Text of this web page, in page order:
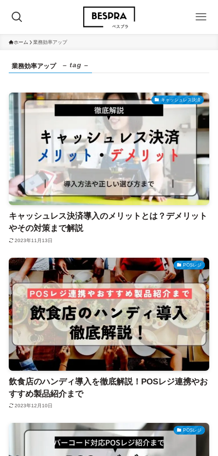
ホーム 業務効率アップ
業務効率アップ – tag –
キャッシュレス決済
キャッシュレス決済導入のメリットとは？デメリット
やその対策まで解説
2023年11月13日
POSレジ
飲食店のハンディ導入を徹底解説！POSレジ連携やお
すすめ製品紹介まで
2023年12月10日
POSレジ